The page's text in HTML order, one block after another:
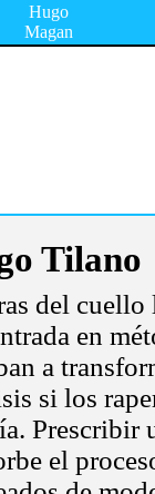
Hugo
Magan
Tilano
del cuello
en
a
si los
Prescribir
el